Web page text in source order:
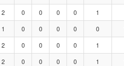
2 0 0 0 0 1
1 0 0 0 0 0
2 0 0 0 0 1
2 0 0 0 0 1